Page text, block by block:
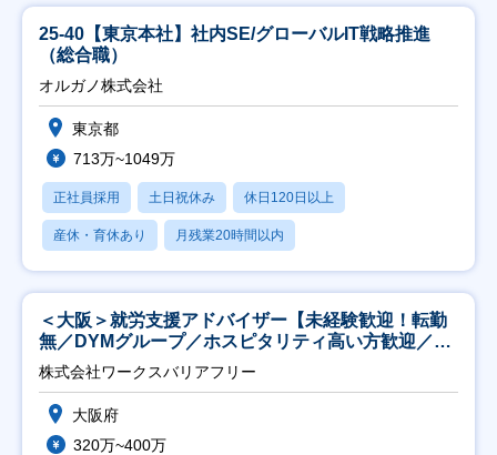
25-40【東京本社】社内SE/グローバルIT戦略推進
（総合職）
オルガノ株式会社
東京都
713万~1049万
正社員採用 土日祝休み 休日120日以上
産休・育休あり 月残業20時間以内
＜大阪＞就労支援アドバイザー【未経験歓迎！転勤
無／DYMグループ／ホスピタリティ高い方歓迎／土
日祝】
株式会社ワークスバリアフリー
大阪府
320万~400万